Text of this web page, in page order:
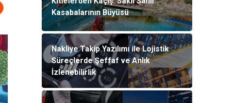
Kasabalarının Büyüsü
Nakliye Takip Yazılımı ile Lojistik
Süreçlerde Şeffaf ve Anlık
İzlenebilirlik